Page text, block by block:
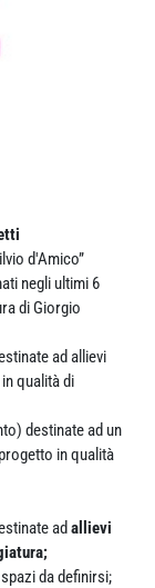
d'Amico”
negli ultimi 6
di Giorgio
ad allievi
qualità di
destinate ad un
in qualità
ad allievi
da definirsi;